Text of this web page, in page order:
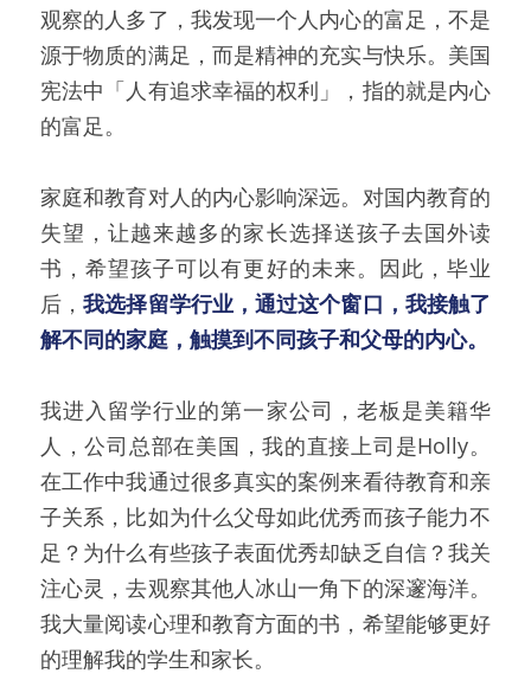
观察的人多了，我发现一个人内心的富足，不是
源于物质的满足，而是精神的充实与快乐。美国
宪法中「人有追求幸福的权利」，指的就是内心
的富足。
家庭和教育对人的内心影响深远。对国内教育的
失望，让越来越多的家长选择送孩子去国外读
书，希望孩子可以有更好的未来。因此，毕业
后，我选择留学行业，通过这个窗口，我接触了
解不同的家庭，触摸到不同孩子和父母的内心。
我进入留学行业的第一家公司，老板是美籍华
人，公司总部在美国，我的直接上司是Holly。
在工作中我通过很多真实的案例来看待教育和亲
子关系，比如为什么父母如此优秀而孩子能力不
足？为什么有些孩子表面优秀却缺乏自信？我关
注心灵，去观察其他人冰山一角下的深邃海洋。
我大量阅读心理和教育方面的书，希望能够更好
的理解我的学生和家长。